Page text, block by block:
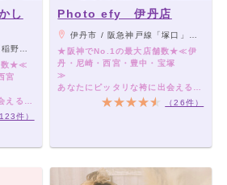
し
」駅より約400m
数★≪
宮
える、
123件）
Photo efy 伊丹店
伊丹市 / 阪急神戸線「塚口」駅北口より 伊丹市バス「山田」行き〈野間口〉下車-徒歩5分
★阪神でNo.1の最大店舗数★≪伊
丹・尼崎・西宮・豊中・宝塚
あなたにピッタリな袴に出会える、
袴レンタル専門店です♪
（26件）